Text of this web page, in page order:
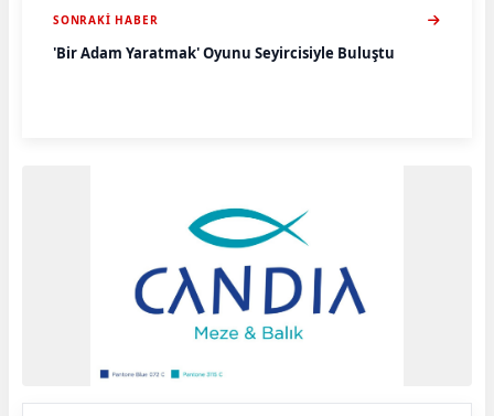
SONRAKI HABER
'Bir Adam Yaratmak' Oyunu Seyircisiyle Buluştu